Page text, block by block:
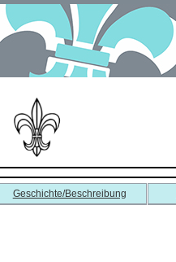
Geschichte/Beschreibung